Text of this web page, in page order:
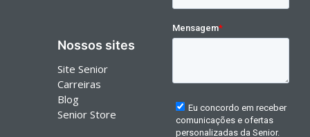
Nossos sites
Site Senior
Carreiras
Blog
Senior Store